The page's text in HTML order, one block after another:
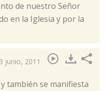
de nuestro Señor
en la Iglesia y por la
junio, 2011
también se manifiesta